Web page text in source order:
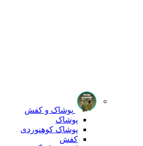
پوشاک و کفش
پوشاک
پوشاک کوهنوردی
کفش